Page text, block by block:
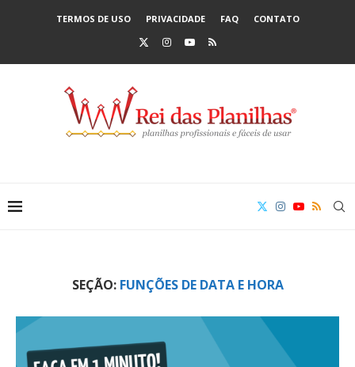
TERMOS DE USO PRIVACIDADE FAQ CONTATO
SEÇÃO: FUNÇÕES DE DATA E HORA